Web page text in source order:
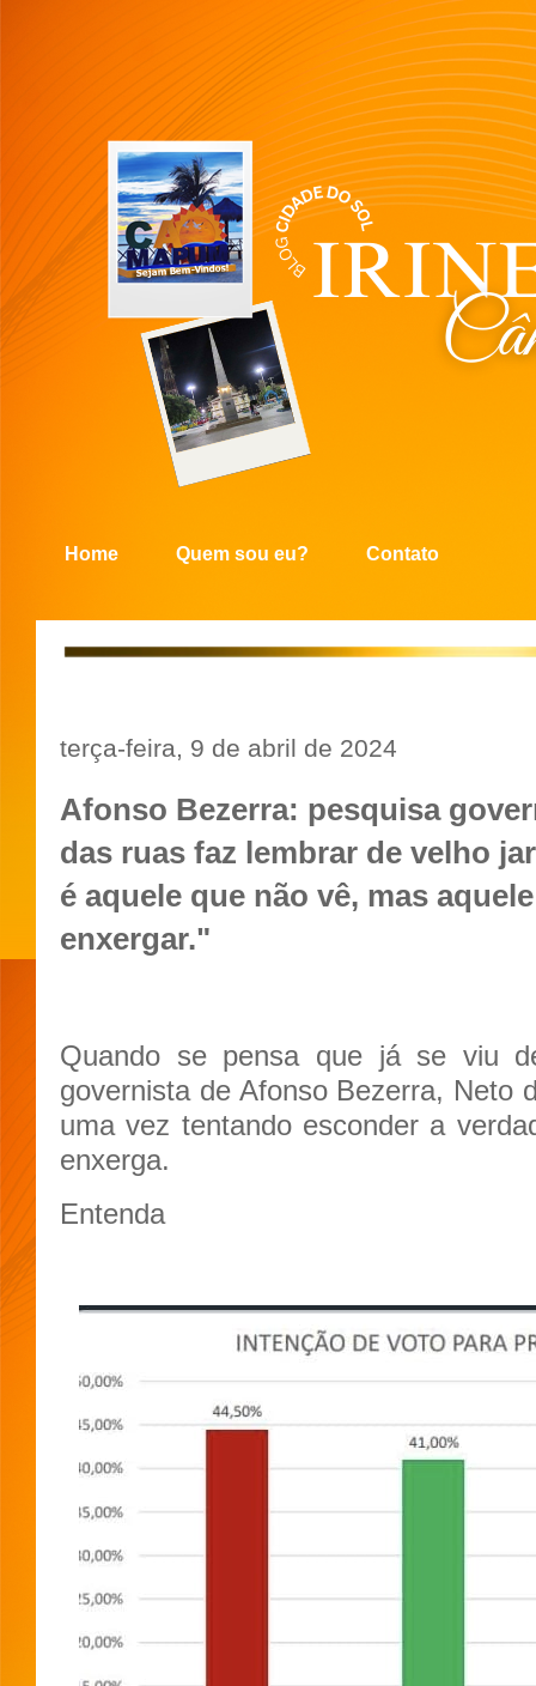
Home Quem sou eu? Contato
terça-feira, 9 de abril de 2024
Afonso Bezerra: pesquisa
das ruas faz lembrar de velho
é aquele que não vê, mas
enxergar."
Quando se pensa que já se viu
governista de Afonso Bezerra, Neto
uma vez tentando esconder a
enxerga.
Entenda